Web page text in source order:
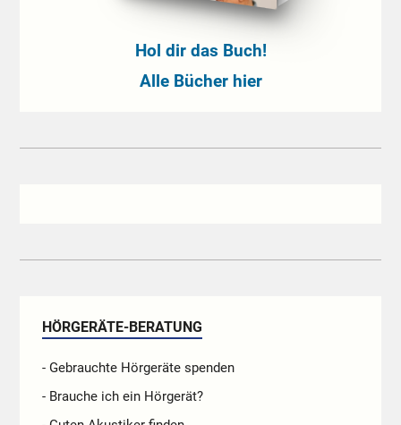
Hol dir das Buch!
Alle Bücher hier
HÖRGERÄTE-BERATUNG
- Gebrauchte Hörgeräte spenden
- Brauche ich ein Hörgerät?